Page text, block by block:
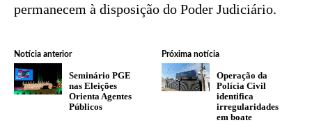
permanecem à disposição do Poder Judiciário.
Notícia anterior
Seminário PGE
nas Eleições
Orienta Agentes
Públicos
Próxima notícia
Operação da
Polícia Civil
identifica
irregularidades
em boate